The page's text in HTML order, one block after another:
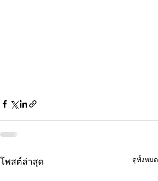
โพสต์ล่าสุด ดูทั้งหมด